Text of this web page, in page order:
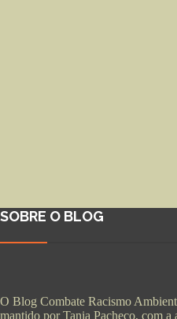
SOBRE O BLOG
O Blog Combate Racismo
mantido por Tania Pacheco, com a